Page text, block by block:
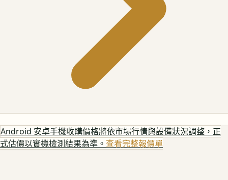
Android 安卓手機收購價格將依市場行情與設備狀況調整，正
式估價以實機檢測結果為準。 查看完整報價單